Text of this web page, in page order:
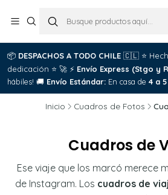
📦 DESPACHOS A TODO CHILE 🇨🇱 ⭐
dedicación ⭐ 🚀 ⚡ Envío Express (Stgo y
hábiles! 🚚 Envío Estándar: En casa de 4 a
Inicio Cuadros de Fotos
Cuadros de
Ese viaje que los marcó merece
de Instagram. Los cuadros de